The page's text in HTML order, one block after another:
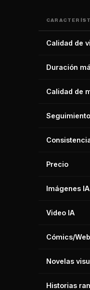
Calidad de
Duración
Calidad de
Precio
Imágenes IA
Video IA
Cómics/
Novelas
Historias